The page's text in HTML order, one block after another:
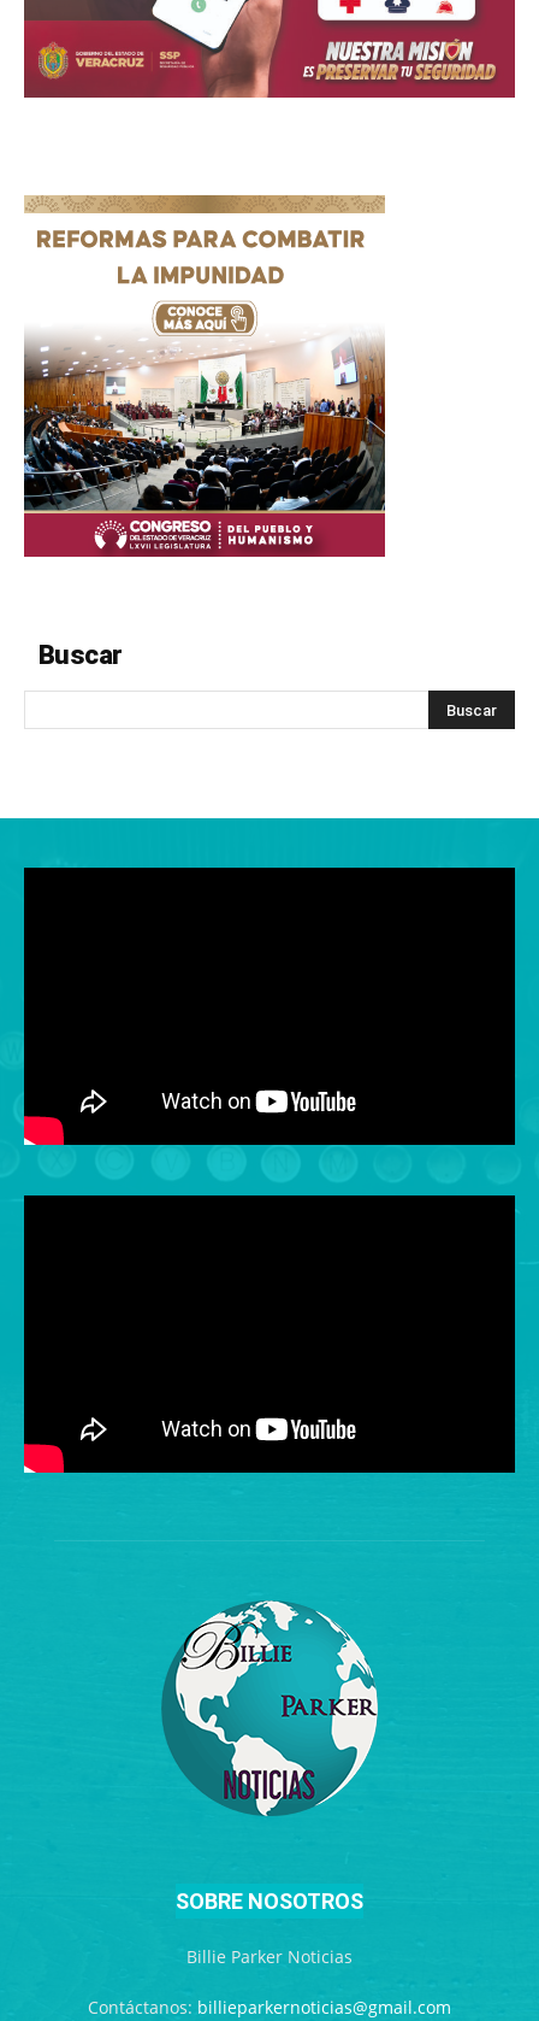
Buscar
SOBRE NOSOTROS
Billie Parker Noticias
Contáctanos: billieparkernoticias@gmail.com